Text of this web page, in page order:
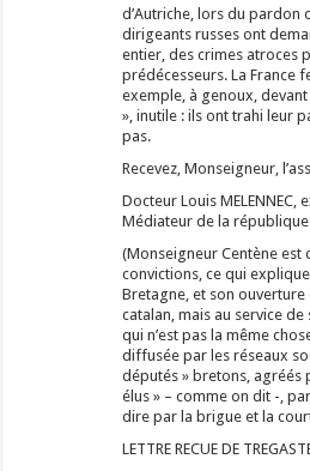
d’Autriche, lors du pardon
dirigeants russes ont
entier, des crimes atroces
prédécesseurs. La France
exemple, à genoux,
», inutile : ils ont trahi leur
pas.
Recevez, Monseigneur,
Docteur Louis MELENNEC,
Médiateur de la
(Monseigneur Centène est
convictions, ce qui
Bretagne, et son ouverture
catalan, mais au service
qui n’est pas la même
diffusée par les réseaux
députés » bretons, agréés
élus » – comme on dit -,
dire par la brigue et la
LETTRE RECUE DE